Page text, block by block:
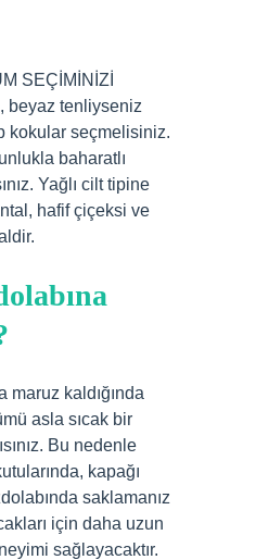
SEÇİMİNİZİ
beyaz tenliyseniz
kokular seçmelisiniz.
baharatlı
Yağlı cilt tipine
hafif çiçeksi ve
maruz kaldığında
asla sıcak bir
Bu nedenle
kapağı
saklamanız
için daha uzun
sağlayacaktır.